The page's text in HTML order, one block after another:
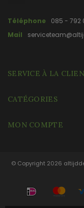
Téléphone
085 - 792
Mail
SERVICE À LA
CATÉGORIES
MON COMPTE
© Copyright 2026